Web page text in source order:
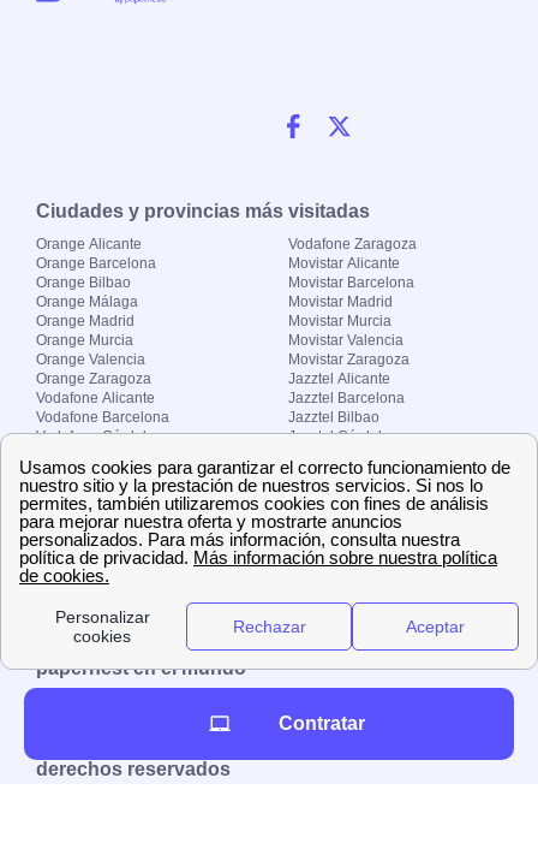
Ciudades y provincias más visitadas
Orange Alicante
Orange Barcelona
Orange Bilbao
Orange Málaga
Orange Madrid
Orange Murcia
Orange Valencia
Orange Zaragoza
Vodafone Alicante
Vodafone Barcelona
Vodafone Córdoba
Vodafone Madrid
Vodafone Murcia
Vodafone Valencia
Vodafone Zaragoza
Movistar Alicante
Movistar Barcelona
Movistar Madrid
Movistar Murcia
Movistar Valencia
Movistar Zaragoza
Jazztel Alicante
Jazztel Barcelona
Jazztel Bilbao
Jazztel Córdoba
Jazztel Málaga
Jazztel Valencia
Jazztel Zaragoza
Sobre Zona-internet.com
¿Quiénes somos?
El grupo papernest
Aviso legal Nuestras ofertas de trabajo
papernest en el mundo
Reino Unido
derechos reservados
Contratar